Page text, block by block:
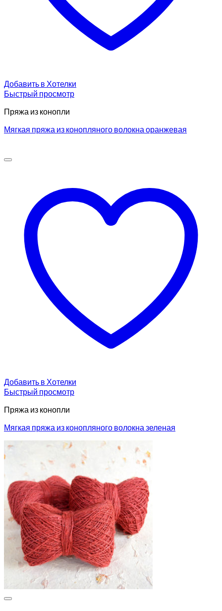
Добавить в Хотелки
Быстрый просмотр
Пряжа из конопли
Мягкая пряжа из конопляного волокна оранжевая
Добавить в Хотелки
Быстрый просмотр
Пряжа из конопли
Мягкая пряжа из конопляного волокна зеленая